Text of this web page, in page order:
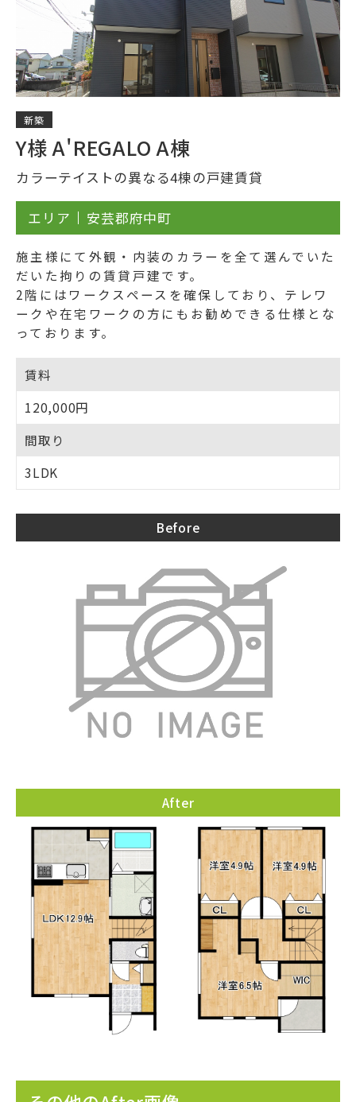
新築
Y様 A'REGALO A棟
カラーテイストの異なる4棟の戸建賃貸
エリア 安芸郡府中町
施主様にて外観・内装のカラーを全て選んでいた
だいた拘りの賃貸戸建です。
2階にはワークスペースを確保しており、テレワ
ークや在宅ワークの方にもお勧めできる仕様とな
っております。
賃料
120,000円
間取り
3LDK
Before
After